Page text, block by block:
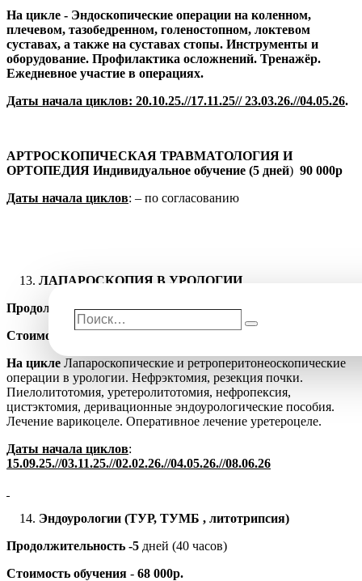
На цикле - Эндоскопические операции на коленном,
плечевом, тазобедренном, голеностопном, локтевом
суставах, а также на суставах стопы. Инструменты и
оборудование. Профилактика осложнений. Тренажёр.
Ежедневное участие в операциях.
Даты начала циклов: 20.10.25.//17.11.25// 23.03.26.//04.05.26.
АРТРОСКОПИЧЕСКАЯ ТРАВМАТОЛОГИЯ И
ОРТОПЕДИЯ Индивидуальное обучение (5 дней) 90 000р
Даты начала циклов: – по согласованию
ЛАПАРОСКОПИЯ В УРОЛОГИИ
Продолжительность -10 дней (54 часа)
Стоимость обучения
На цикле Лапароскопические и ретроперитонеоскопические
операции в урологии. Нефрэктомия, резекция почки.
Пиелолитотомия, уретеролитотомия, нефропексия,
цистэктомия, деривационные эндоурологические пособия.
Лечение варикоцеле. Оперативное лечение уретероцеле.
Даты начала циклов:
15.09.25.//03.11.25.//02.02.26.//04.05.26.//08.06.26
Эндоурологии (ТУР, ТУМБ , литотрипсия)
Продолжительность -5 дней (40 часов)
Стоимость обучения - 68 000р.
Поиск…
Поиск